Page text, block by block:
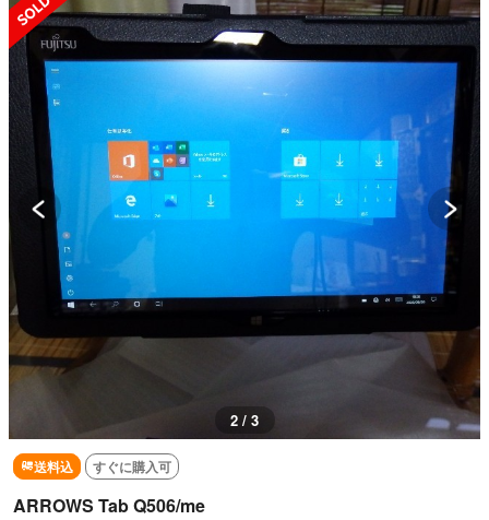
2 / 3
送料込 すぐに購入可
ARROWS Tab Q506/me